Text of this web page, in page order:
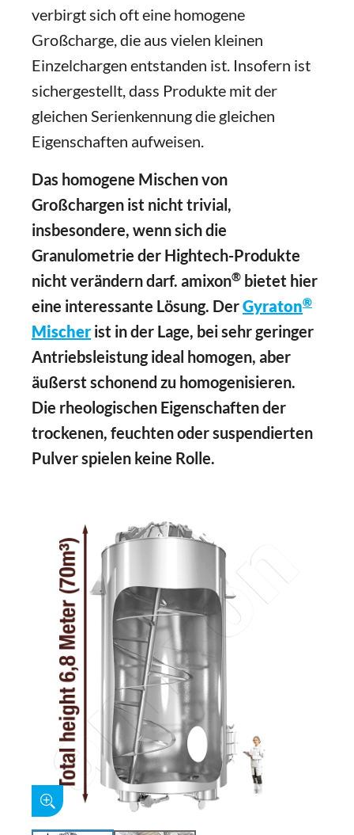
verbirgt sich oft eine homogene
Großcharge, die aus vielen kleinen
Einzelchargen entstanden ist. Insofern ist
sichergestellt, dass Produkte mit der
gleichen Serienkennung die gleichen
Eigenschaften aufweisen.
Das homogene Mischen von
Großchargen ist nicht trivial,
insbesondere, wenn sich die
Granulometrie der Hightech-Produkte
nicht verändern darf. amixon® bietet hier
eine interessante Lösung. DerGyraton®
Mischer ist in der Lage, bei sehr geringer
Antriebsleistung ideal homogen, aber
äußerst schonend zu homogenisieren.
Die rheologischen Eigenschaften der
trockenen, feuchten oder suspendierten
Pulver spielen keine Rolle.